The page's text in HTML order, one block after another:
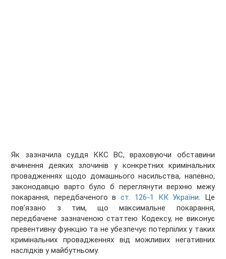
Як зазначила суддя ККС ВС, враховуючи обставини
вчинення деяких злочинів у конкретних кримінальних
провадженнях щодо домашнього насильства, напевно,
законодавцю варто було б переглянути верхню межу
покарання, передбаченого в ст. 126-1 КК України. Це
пов’язано з тим, що максимальне покарання,
передбачене зазначеною статтею Кодексу, не виконує
превентивну функцію та не убезпечує потерпілих у таких
кримінальних провадженнях від можливих негативних
наслідків у майбутньому.